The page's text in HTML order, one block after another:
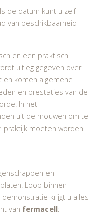
de datum kunt u zelf
van beschikbaarheid
en een praktisch
uitleg gegeven over
komen algemene
en prestaties van de
In het
uit de mouwen om te
praktijk moeten worden
en
Loop binnen
krijgt u alles
van fermacell: